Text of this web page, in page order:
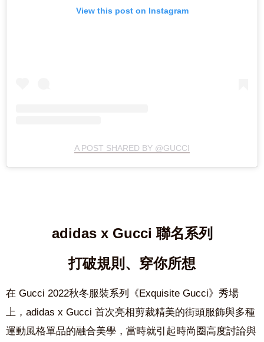
View this post on Instagram
A POST SHARED BY @GUCCI
adidas x Gucci 聯名系列
打破規則、穿你所想
在 Gucci 2022秋冬服裝系列《Exquisite Gucci》秀場
上，adidas x Gucci 首次亮相剪裁精美的街頭服飾與多種
運動風格單品的融合美學，當時就引起時尚圈高度討論與